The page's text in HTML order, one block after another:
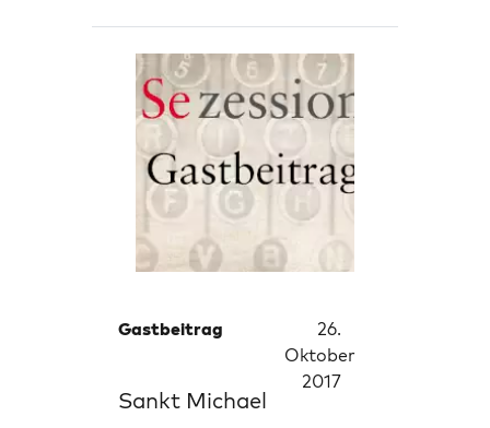
Gastbeitrag
26.
Oktober
2017
Sankt Michael